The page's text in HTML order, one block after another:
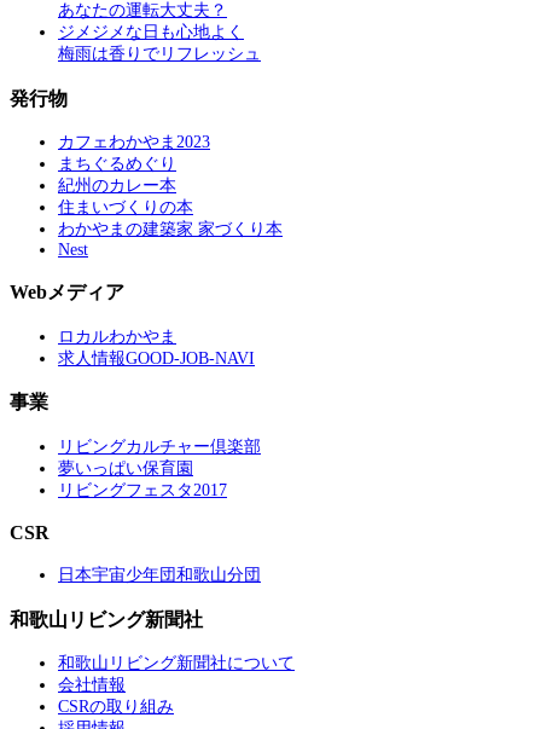
あなたの運転大丈夫？
ジメジメな日も心地よく
梅雨は香りでリフレッシュ
発行物
カフェわかやま2023
まちぐるめぐり
紀州のカレー本
住まいづくりの本
わかやまの建築家 家づくり本
Nest
Webメディア
ロカルわかやま
求人情報GOOD-JOB-NAVI
事業
リビングカルチャー倶楽部
夢いっぱい保育園
リビングフェスタ2017
CSR
日本宇宙少年団和歌山分団
和歌山リビング新聞社
和歌山リビング新聞社について
会社情報
CSRの取り組み